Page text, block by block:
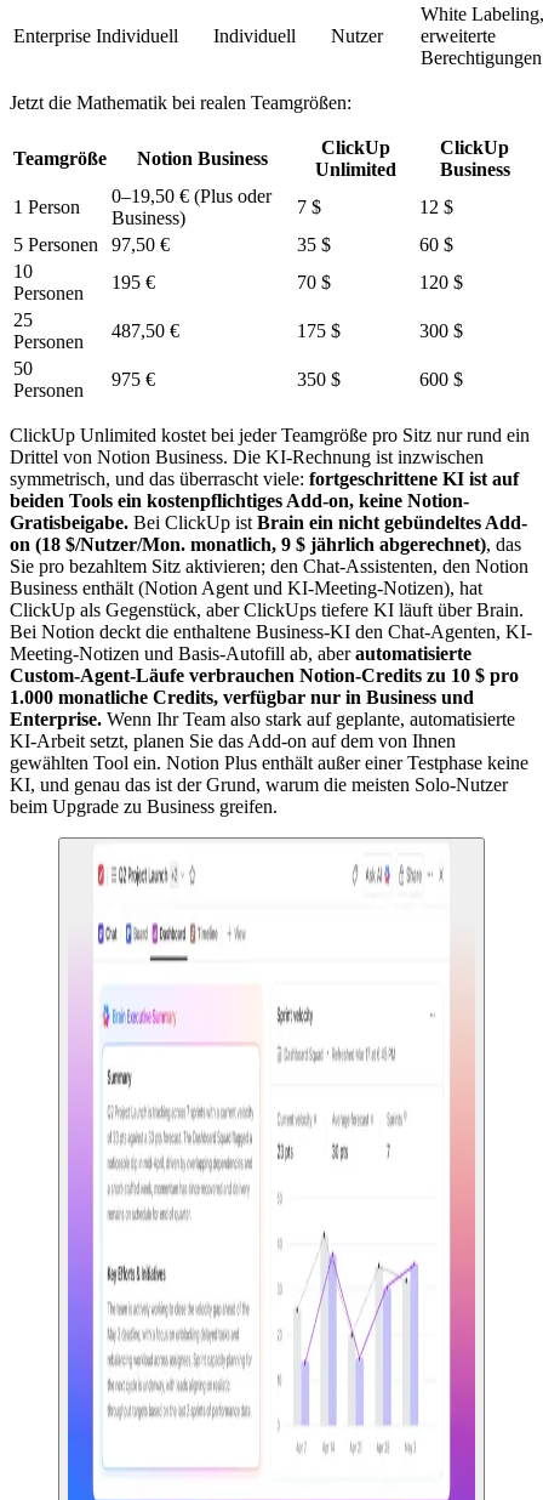
Enterprise Individuell Individuell Nutzer
White Labeling,
erweiterte
Berechtigungen
Jetzt die Mathematik bei realen Teamgrößen:
Teamgröße Notion Business
ClickUp
Unlimited
ClickUp
Business
1 Person
0–19,50 € (Plus oder
Business)
7 $
12 $
5 Personen
97,50 € 35 $
60 $
10
Personen
195 € 70 $
120 $
25
Personen
487,50 € 175 $
300 $
50
Personen
975 € 350 $ 600 $
ClickUp Unlimited kostet bei jeder Teamgröße pro Sitz nur rund ein
Drittel von Notion Business. Die KI-Rechnung ist inzwischen
symmetrisch, und das überrascht viele: fortgeschrittene KI ist auf
beiden Tools ein kostenpflichtiges Add-on, keine Notion-
Gratisbeigabe. Bei ClickUp ist Brain ein nicht gebündeltes Add-
on (18 $/Nutzer/Mon. monatlich, 9 $ jährlich abgerechnet), das
Sie pro bezahltem Sitz aktivieren; den Chat-Assistenten, den Notion
Business enthält (Notion Agent und KI-Meeting-Notizen), hat
ClickUp als Gegenstück, aber ClickUps tiefere KI läuft über Brain.
Bei Notion deckt die enthaltene Business-KI den Chat-Agenten, KI-
Meeting-Notizen und Basis-Autofill ab, aberautomatisierte
Custom-Agent-Läufe verbrauchen Notion-Credits zu 10 $ pro
1.000 monatliche Credits, verfügbar nur in Business und
Enterprise. Wenn Ihr Team also stark auf geplante, automatisierte
KI-Arbeit setzt, planen Sie das Add-on auf dem von Ihnen
gewählten Tool ein. Notion Plus enthält außer einer Testphase keine
KI, und genau das ist der Grund, warum die meisten Solo-Nutzer
beim Upgrade zu Business greifen.